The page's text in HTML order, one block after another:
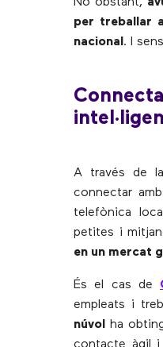
No obstant,
per treballar
nacional. I
A través de
connectar
telefònica
petites i
en un mercat
És el cas de
empleats i
núvol
ha